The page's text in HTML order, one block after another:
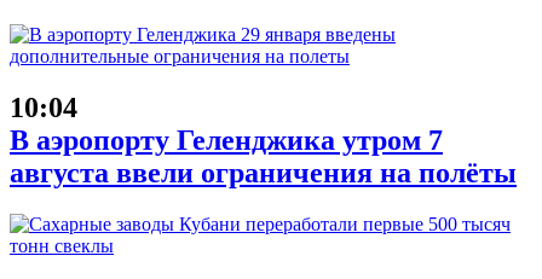
10:04
В аэропорту Геленджика утром 7
августа ввели ограничения на полёты